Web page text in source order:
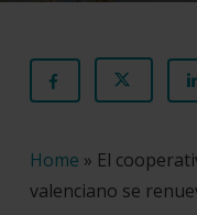
Home » El
valenciano se